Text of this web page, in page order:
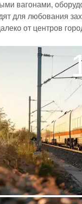
вагонами,
для любования
от центров